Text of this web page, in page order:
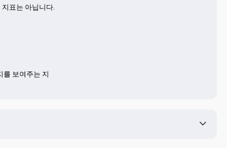
표는 아닙니다.
를 보여주는 지